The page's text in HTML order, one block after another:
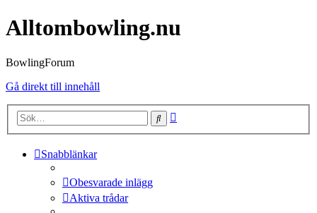
Alltombowling.nu
BowlingForum
Gå direkt till innehåll
Sök
Snabblänkar
Obesvarade inlägg
Aktiva trådar